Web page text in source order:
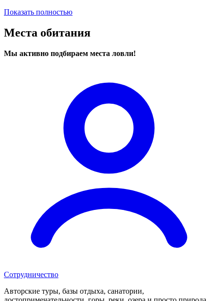
Показать полностью
Места обитания
Мы активно подбираем места ловли!
Сотрудничество
Авторские туры, базы отдыха, санатории,